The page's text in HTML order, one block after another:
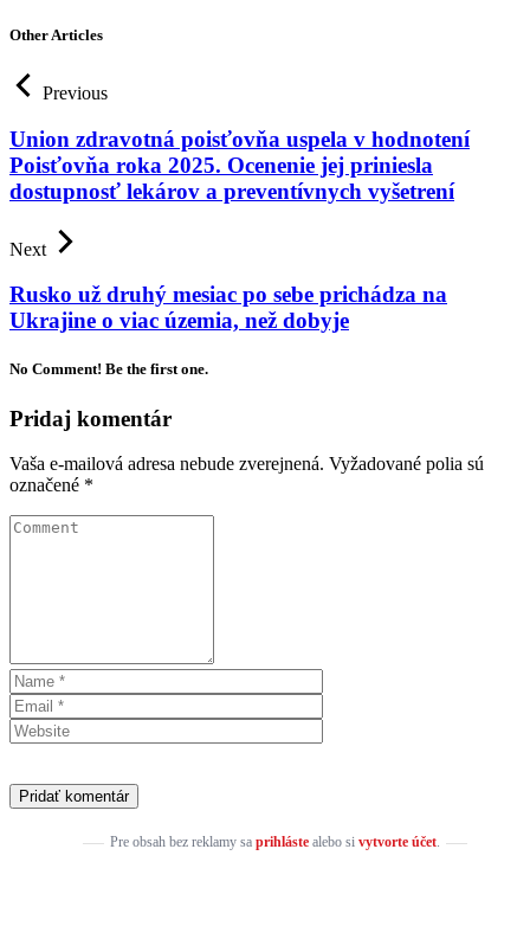
Other Articles
Previous
Union zdravotná poisťovňa uspela v hodnotení
Poisťovňa roka 2025. Ocenenie jej priniesla
dostupnosť lekárov a preventívnych vyšetrení
Next
Rusko už druhý mesiac po sebe prichádza na
Ukrajine o viac územia, než dobyje
No Comment! Be the first one.
Pridaj komentár
Vaša e-mailová adresa nebude zverejnená. Vyžadované polia sú
označené *
Pre obsah bez reklamy sa prihlástealebo si vytvorte účet.